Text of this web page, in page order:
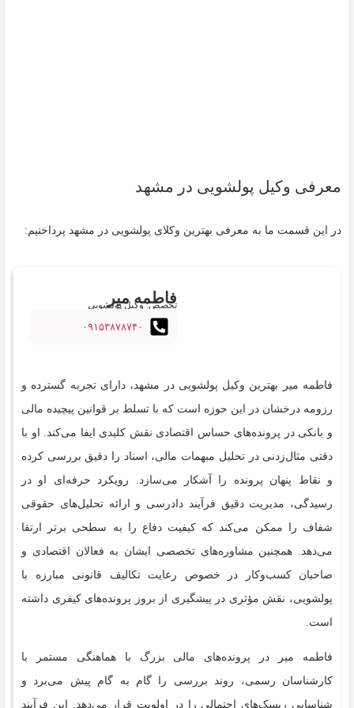
معرفی وکیل پولشویی در مشهد
در این قسمت ما به معرفی بهترین وکلای پولشویی در مشهد پرداختیم:
فاطمه میر
تخصص: وکیل پولشویی
۰۹۱۵۳۸۷۸۷۴۰
فاطمه میر بهترین وکیل پولشویی در مشهد، دارای تجربه گسترده و
رزومه درخشان در این حوزه است که با تسلط بر قوانین پیچیده مالی
و بانکی در پرونده‌های حساس اقتصادی نقش کلیدی ایفا می‌کند. او با
دقتی مثال‌زدنی در تحلیل مبهمات مالی، اسناد را دقیق بررسی کرده
و نقاط پنهان پرونده را آشکار می‌سازد. رویکرد حرفه‌ای او در
رسیدگی، مدیریت دقیق فرآیند دادرسی و ارائه تحلیل‌های حقوقی
شفاف را ممکن می‌کند که کیفیت دفاع را به سطحی برتر ارتقا
می‌دهد. همچنین مشاوره‌های تخصصی ایشان به فعالان اقتصادی و
صاحبان کسب‌وکار در خصوص رعایت تکالیف قانونی مبارزه با
پولشویی، نقش مؤثری در پیشگیری از بروز پرونده‌های کیفری داشته
است.
فاطمه میر در پرونده‌های مالی بزرگ با هماهنگی مستمر با
کارشناسان رسمی، روند بررسی را گام ‌به ‌گام پیش می‌برد و
شناسایی ریسک‌های احتمالی را در اولویت قرار می‌دهد. این فرآیند